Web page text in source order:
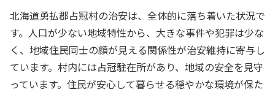
北海道勇払郡占冠村の治安は、全体的に落ち着いた状況で
す。人口が少ない地域特性から、大きな事件や犯罪は少な
く、地域住民同士の顔が見える関係性が治安維持に寄与し
ています。村内には占冠駐在所があり、地域の安全を見守
っています。住民が安心して暮らせる穏やかな環境が保た